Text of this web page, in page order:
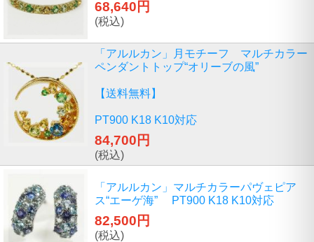
68,640円
(税込)
「アルルカン」月モチーフ マルチカラー
ペンダントトップ“オリーブの風”
【送料無料】
PT900 K18 K10対応
84,700円
(税込)
「アルルカン」マルチカラーパヴェピア
ス“エーゲ海” PT900 K18 K10対応
82,500円
(税込)